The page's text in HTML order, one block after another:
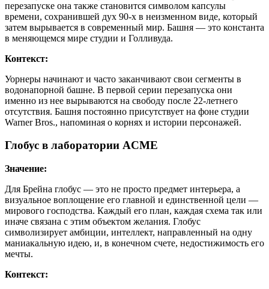
перезапуске она также становится символом капсулы
времени, сохранившей дух 90-х в неизменном виде, который
затем вырывается в современный мир. Башня — это константа
в меняющемся мире студии и Голливуда.
Контекст:
Уорнеры начинают и часто заканчивают свои сегменты в
водонапорной башне. В первой серии перезапуска они
именно из нее вырываются на свободу после 22-летнего
отсутствия. Башня постоянно присутствует на фоне студии
Warner Bros., напоминая о корнях и истории персонажей.
Глобус в лаборатории ACME
Значение:
Для Брейна глобус — это не просто предмет интерьера, а
визуальное воплощение его главной и единственной цели —
мирового господства. Каждый его план, каждая схема так или
иначе связана с этим объектом желания. Глобус
символизирует амбиции, интеллект, направленный на одну
маниакальную идею, и, в конечном счете, недостижимость его
мечты.
Контекст: